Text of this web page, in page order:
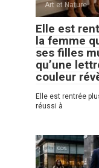
Art et Nature
Elle est
la femme
ses filles
qu’une
couleur
Elle est rentrée
réussi à